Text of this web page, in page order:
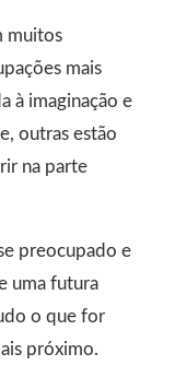
muitos
mais
à imaginação e
outras estão
na parte
preocupado e
uma futura
o que for
próximo.